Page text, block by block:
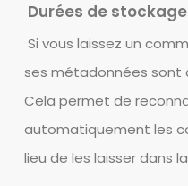
Durées de
Si vous laissez un
ses métadonnées sont
Cela permet de
automatiquement les
lieu de les laisser dans